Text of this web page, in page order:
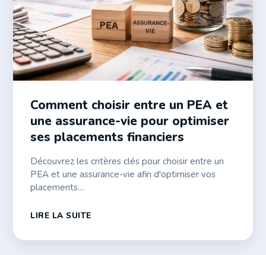
Comment choisir entre un PEA et
une assurance-vie pour optimiser
ses placements financiers
Découvrez les critères clés pour choisir entre un
PEA et une assurance-vie afin d'optimiser vos
placements....
LIRE LA SUITE